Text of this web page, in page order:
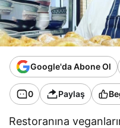
Google'da Abone Ol
0 Paylaş
Restoranına